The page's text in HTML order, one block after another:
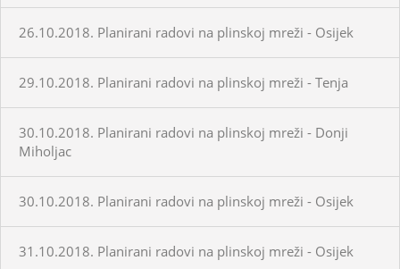
26.10.2018. Planirani radovi na plinskoj mreži - Osijek
29.10.2018. Planirani radovi na plinskoj mreži - Tenja
30.10.2018. Planirani radovi na plinskoj mreži - Donji
Miholjac
30.10.2018. Planirani radovi na plinskoj mreži - Osijek
31.10.2018. Planirani radovi na plinskoj mreži - Osijek